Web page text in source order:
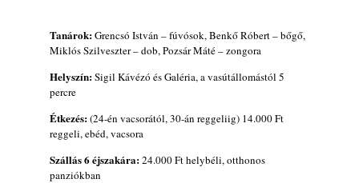
Tanárok:Grencsó István – fúvósok, Benkő Róbert – bőgő,
Miklós Szilveszter – dob, Pozsár Máté – zongora
Helyszín:Sigil Kávézó és Galéria, a vasútállomástól 5
percre
Étkezés:(24-én vacsorától, 30-án reggeliig) 14.000 Ft
reggeli, ebéd, vacsora
Szállás 6 éjszakára:24.000 Ft helybéli, otthonos
panziókban